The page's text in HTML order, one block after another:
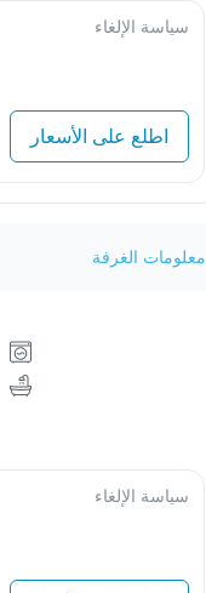
سياسة الإلغاء
اطلع على الأسعار
معلومات الغرفة
سياسة الإلغاء